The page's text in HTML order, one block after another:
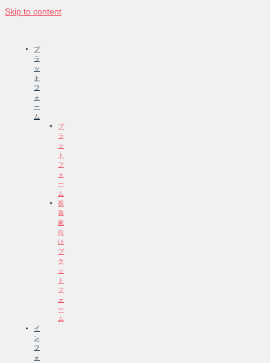
Skip to content
プ
ラ
ッ
ト
フ
ォ
ー
ム
プ
ラ
ッ
ト
フ
ォ
ー
ム
投
資
家
向
け
プ
ラ
ッ
ト
フ
ォ
ー
ム
イ
ン
フ
ォ